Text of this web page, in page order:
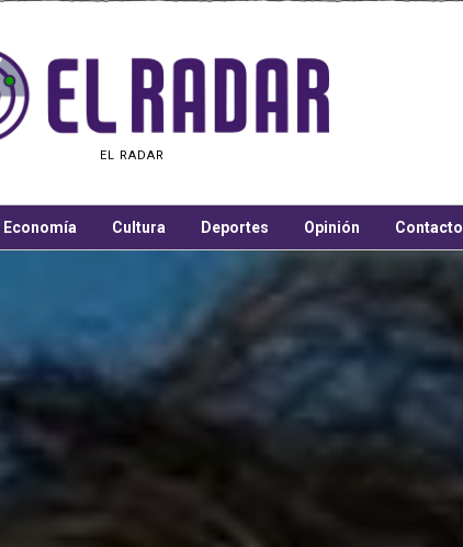
EL RADAR
Economía Cultura Deportes Opinión Contacto